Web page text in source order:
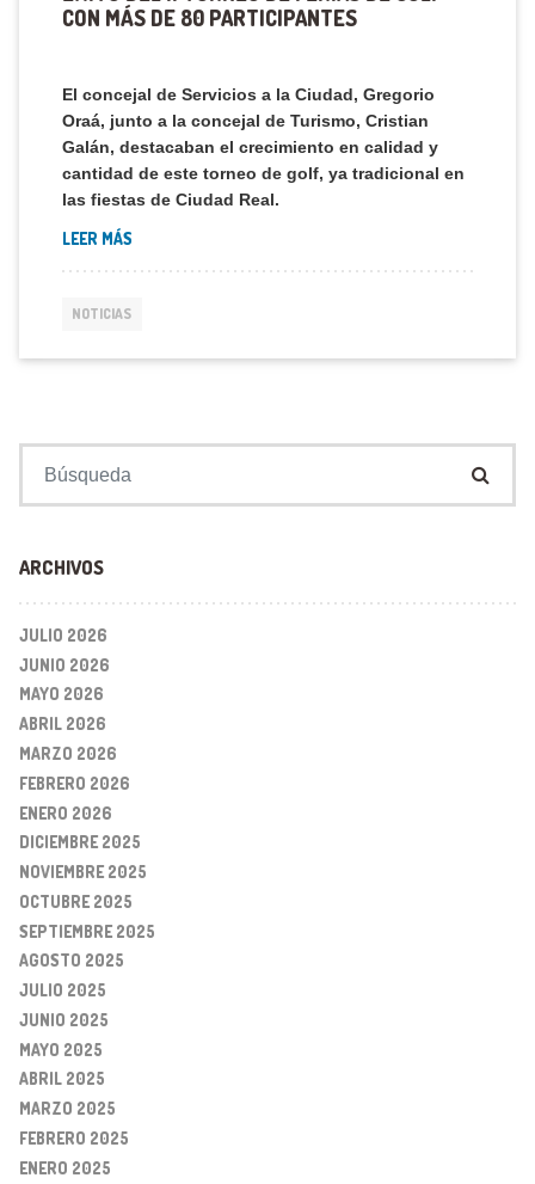
CON MÁS DE 80 PARTICIPANTES
El concejal de Servicios a la Ciudad, Gregorio
Oraá, junto a la concejal de Turismo, Cristian
Galán, destacaban el crecimiento en calidad y
cantidad de este torneo de golf, ya tradicional en
las fiestas de Ciudad Real.
LEER MÁS
NOTICIAS
ARCHIVOS
JULIO 2026
JUNIO 2026
MAYO 2026
ABRIL 2026
MARZO 2026
FEBRERO 2026
ENERO 2026
DICIEMBRE 2025
NOVIEMBRE 2025
OCTUBRE 2025
SEPTIEMBRE 2025
AGOSTO 2025
JULIO 2025
JUNIO 2025
MAYO 2025
ABRIL 2025
MARZO 2025
FEBRERO 2025
ENERO 2025